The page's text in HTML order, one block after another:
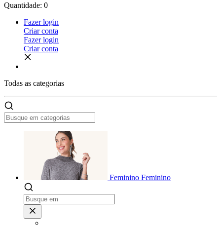
Quantidade: 0
Fazer login
Criar conta
Fazer login
Criar conta
Todas as categorias
Feminino Feminino